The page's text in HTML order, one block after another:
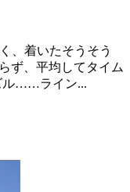
、着いたそうそう
ず、平均してタイム
ル……ライン...